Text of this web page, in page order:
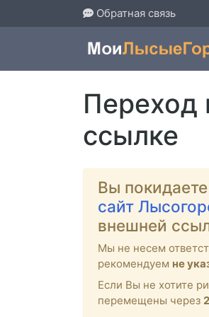
Обратная связь
Переход
ссылке
Вы
сайт
внешней
Мы не несем
рекомендуем не
Если Вы не хотите
перемещены через 2